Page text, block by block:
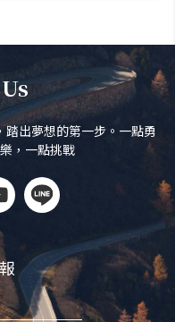
出夢想的第一步。一點勇
，一點挑戰